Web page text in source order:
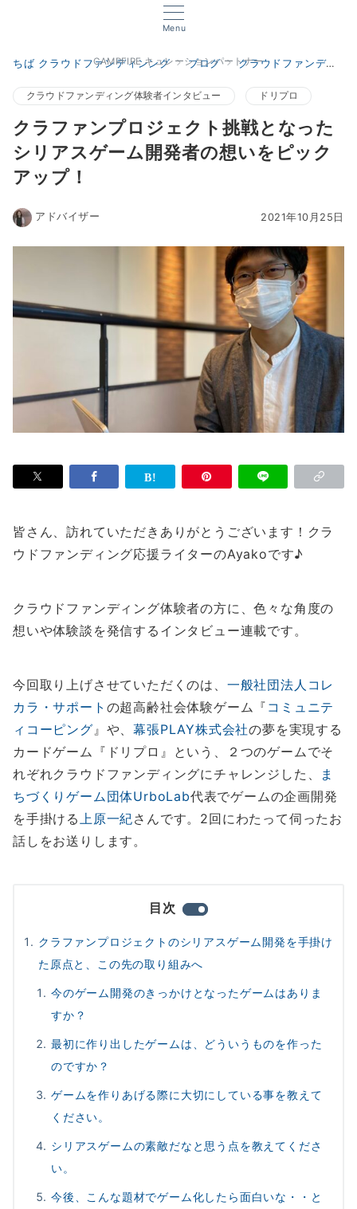
Menu
CAMPFIRE キュレーションパートナー
ちば クラウドファンディンング ブログ クラウドファンディング体験者インタビュー
クラウドファンディング体験者インタビュー ドリプロ
クラファンプロジェクト挑戦となった
シリアスゲーム開発者の想いをピック
アップ！
2021年10月25日
アドバイザー
皆さん、訪れていただきありがとうございます！クラ
ウドファンディング応援ライターのAyakoです♪
クラウドファンディング体験者の方に、色々な角度の
想いや体験談を発信するインタビュー連載です。
今回取り上げさせていただくのは、 一般社団法人コレ
カラ・サポート の超高齢社会体験ゲーム『 コミュニテ
ィコーピング』や、幕張PLAY株式会社の夢を実現する
カードゲーム『ドリプロ』という、２つのゲームでそ
れぞれクラウドファンディングにチャレンジした、
ま
ちづくりゲーム団体UrboLab代表でゲームの企画開発
を手掛ける上原一紀さんです。2回にわたって伺ったお
話しをお送りします。
目次
クラファンプロジェクトのシリアスゲーム開発を手掛け
た原点と、この先の取り組みへ
今のゲーム開発のきっかけとなったゲームはありま
すか？
最初に作り出したゲームは、どういうものを作った
のですか？
ゲームを作りあげる際に大切にしている事を教えて
ください。
シリアスゲームの素敵だなと思う点を教えてくださ
い。
今後、こんな題材でゲーム化したら面白いな・・と